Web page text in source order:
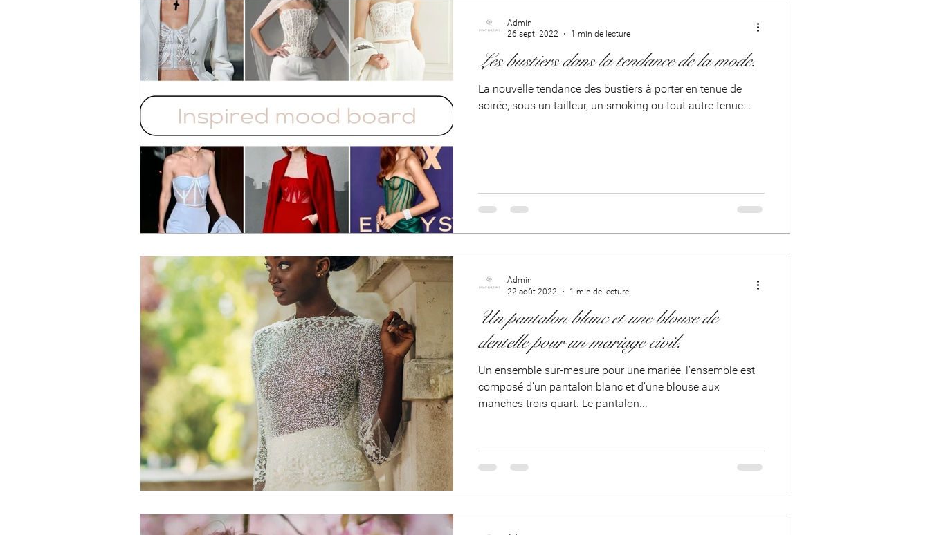
Les bustiers dans la tendance de la mode.
La nouvelle tendance des bustiers à porter en tenue de
soirée, sous un tailleur, un smoking ou tout autre tenue...
Admin
26 sept. 2022
1 min de lecture
Un pantalon blanc et une blouse de
dentelle pour un mariage civil.
Un ensemble sur-mesure pour une mariée, l’ensemble est
composé d’un pantalon blanc et d’une blouse aux
manches trois-quart. Le pantalon...
Admin
22 août 2022
1 min de lecture